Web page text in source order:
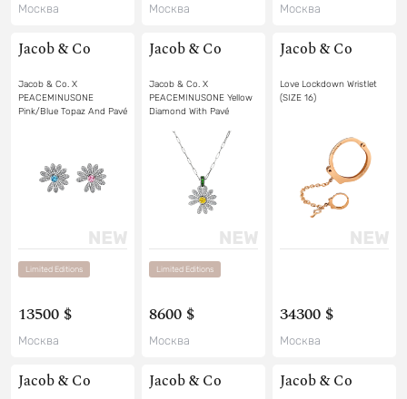
Москва Москва Москва
Jacob & Co
Jacob & Co. X
PEACEMINUSONE
Pink/Blue Topaz And Pavé
Limited Editions
13500 $
Москва
Jacob & Co
Jacob & Co. X
PEACEMINUSONE Yellow
Diamond With Pavé
Limited Editions
8600 $
Москва
Jacob & Co
Love Lockdown Wristlet
(SIZE 16)
34300 $
Москва
Jacob & Co Jacob & Co Jacob & Co